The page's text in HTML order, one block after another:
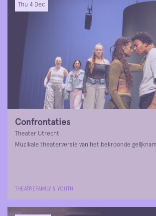
Confrontaties
Theater Utrecht
Muzikale theaterversie van het bekroonde
Thu 4 Dec
THEATRE FAMILY & YOUTH